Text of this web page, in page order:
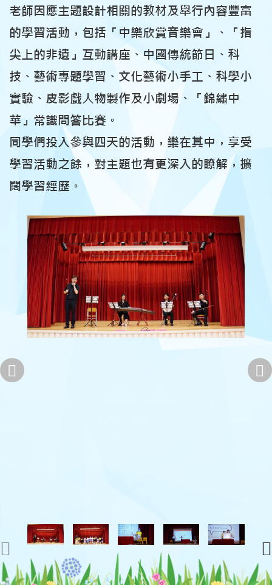
老師因應主題設計相關的教材及舉行內容豐富
的學習活動，包括「中樂欣賞音樂會」、「指
尖上的非遺」互動講座、中國傳統節日、科
技、藝術專題學習、文化藝術小手工、科學小
實驗、皮影戲人物製作及小劇場、「錦繡中
華」常識問答比賽。
同學們投入參與四天的活動，樂在其中，享受
學習活動之餘，對主題也有更深入的瞭解，擴
闊學習經歷。